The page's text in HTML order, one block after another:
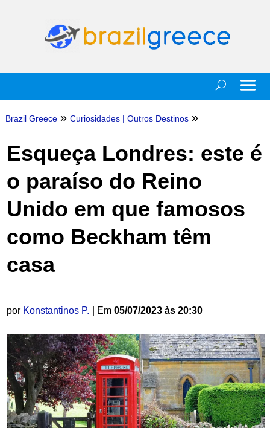
Brazil Greece » Curiosidades| Outros Destinos »
Esqueça Londres: este é
o paraíso do Reino
Unido em que famosos
como Beckham têm
casa
por Konstantinos P. | Em 05/07/2023 às 20:30